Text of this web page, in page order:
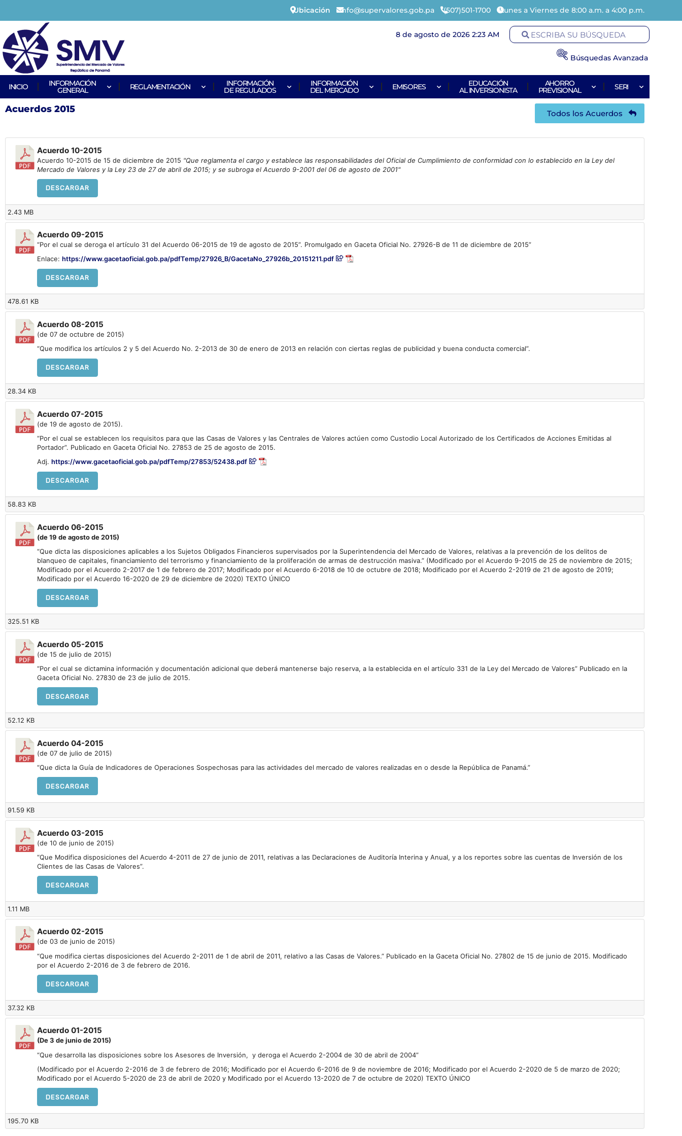
Ubicación info@supervalores.gob.pa (507)501-1700 Lunes a Viernes de 8:00 a.m. a 4:00 p.m.
8 de agosto de 2026 2:23 AM
Búsquedas Avanzada
INICIO
INFORMACIÓN
GENERAL
REGLAMENTACIÓN
INFORMACIÓN
DE REGULADOS
INFORMACIÓN
DEL MERCADO
EMISORES
EDUCACIÓN
AL INVERSIONISTA
AHORRO
PREVISIONAL
SERI
Acuerdos 2015 Todos los Acuerdos
Acuerdo 10-2015
Acuerdo 10-2015 de 15 de diciembre de 2015 "Que reglamenta el cargo y establece las responsabilidades del Oficial de Cumplimiento de conformidad con lo establecido en la Ley del
Mercado de Valores y la Ley 23 de 27 de abril de 2015; y se subroga el Acuerdo 9-2001 del 06 de agosto de 2001"
DESCARGAR
2.43 MB
Acuerdo 09-2015
“Por el cual se deroga el artículo 31 del Acuerdo 06-2015 de 19 de agosto de 2015”. Promulgado en Gaceta Oficial No. 27926-B de 11 de diciembre de 2015”
Enlace: https://www.gacetaoficial.gob.pa/pdfTemp/27926_B/GacetaNo_27926b_20151211.pdf
DESCARGAR
478.61 KB
Acuerdo 08-2015
(de 07 de octubre de 2015)
“Que modifica los artículos 2 y 5 del Acuerdo No. 2-2013 de 30 de enero de 2013 en relación con ciertas reglas de publicidad y buena conducta comercial”.
DESCARGAR
28.34 KB
Acuerdo 07-2015
(de 19 de agosto de 2015).
“Por el cual se establecen los requisitos para que las Casas de Valores y las Centrales de Valores actúen como Custodio Local Autorizado de los Certificados de Acciones Emitidas al
Portador”. Publicado en Gaceta Oficial No. 27853 de 25 de agosto de 2015.
Adj. https://www.gacetaoficial.gob.pa/pdfTemp/27853/52438.pdf
DESCARGAR
58.83 KB
Acuerdo 06-2015
(de 19 de agosto de 2015)
“Que dicta las disposiciones aplicables a los Sujetos Obligados Financieros supervisados por la Superintendencia del Mercado de Valores, relativas a la prevención de los delitos de
blanqueo de capitales, financiamiento del terrorismo y financiamiento de la proliferación de armas de destrucción masiva.” (Modificado por el Acuerdo 9-2015 de 25 de noviembre de 2015;
Modificado por el Acuerdo 2-2017 de 1 de febrero de 2017; Modificado por el Acuerdo 6-2018 de 10 de octubre de 2018; Modificado por el Acuerdo 2-2019 de 21 de agosto de 2019;
Modificado por el Acuerdo 16-2020 de 29 de diciembre de 2020) TEXTO ÚNICO
DESCARGAR
325.51 KB
Acuerdo 05-2015
(de 15 de julio de 2015)
“Por el cual se dictamina información y documentación adicional que deberá mantenerse bajo reserva, a la establecida en el artículo 331 de la Ley del Mercado de Valores” Publicado en la
Gaceta Oficial No. 27830 de 23 de julio de 2015.
DESCARGAR
52.12 KB
Acuerdo 04-2015
(de 07 de julio de 2015)
“Que dicta la Guía de Indicadores de Operaciones Sospechosas para las actividades del mercado de valores realizadas en o desde la República de Panamá.”
DESCARGAR
91.59 KB
Acuerdo 03-2015
(de 10 de junio de 2015)
“Que Modifica disposiciones del Acuerdo 4-2011 de 27 de junio de 2011, relativas a las Declaraciones de Auditoría Interina y Anual, y a los reportes sobre las cuentas de Inversión de los
Clientes de las Casas de Valores”.
DESCARGAR
1.11 MB
Acuerdo 02-2015
(de 03 de junio de 2015)
“Que modifica ciertas disposiciones del Acuerdo 2-2011 de 1 de abril de 2011, relativo a las Casas de Valores.” Publicado en la Gaceta Oficial No. 27802 de 15 de junio de 2015. Modificado
por el Acuerdo 2-2016 de 3 de febrero de 2016.
DESCARGAR
37.32 KB
Acuerdo 01-2015
(De 3 de junio de 2015)
“Que desarrolla las disposiciones sobre los Asesores de Inversión, y deroga el Acuerdo 2-2004 de 30 de abril de 2004”
(Modificado por el Acuerdo 2-2016 de 3 de febrero de 2016; Modificado por el Acuerdo 6-2016 de 9 de noviembre de 2016; Modificado por el Acuerdo 2-2020 de 5 de marzo de 2020;
Modificado por el Acuerdo 5-2020 de 23 de abril de 2020 y Modificado por el Acuerdo 13-2020 de 7 de octubre de 2020) TEXTO ÚNICO
DESCARGAR
195.70 KB